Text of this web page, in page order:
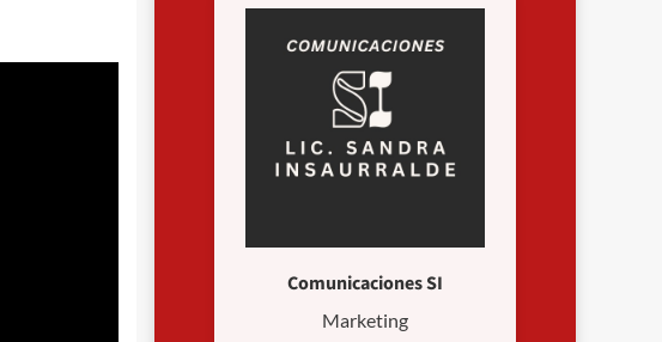
Comunicaciones SI
Marketing